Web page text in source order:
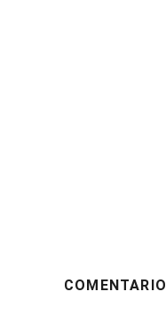
COMENTARIO